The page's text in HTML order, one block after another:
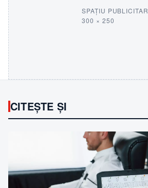
SPAȚIU PUBLICITAR
300 × 250
CITEȘTE ȘI